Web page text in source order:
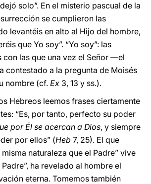
solo”. En el misterio pascual de la
se cumplieron las
levantéis en alto al Hijo del hombre,
que Yo soy”. “Yo soy”: las
con las que una vez el Señor —el
contestado a la pregunta de Moisés
nombre (cf. Ex 3, 13 y ss.).
Hebreos leemos frases ciertamente
“Es, por tanto, perfecto su poder
por Él se acercan a Dios, y siempre
por ellos” (Heb 7, 25). El que
naturaleza que el Padre” vive
ha revelado al hombre el
eterna. Tomemos también